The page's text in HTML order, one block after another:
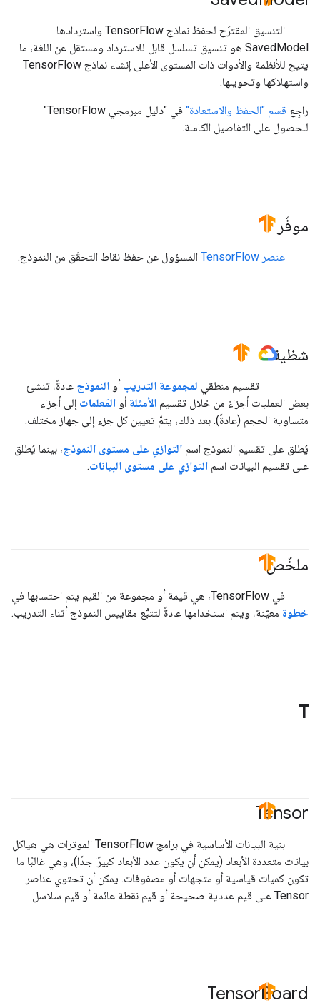
التنسيق المقترَح لحفظ نماذج TensorFlow واستردادها
‫SavedModel هو تنسيق تسلسل قابل للاسترداد ومستقل عن اللغة، ما
يتيح للأنظمة والأدوات ذات المستوى الأعلى إنشاء نماذج TensorFlow
واستهلاكها وتحويلها.
راجِع قسم "الحفظ والاستعادة"
في "دليل مبرمجي TensorFlow"
للحصول على التفاصيل الكاملة.
موفّر
عنصر TensorFlow المسؤول عن حفظ نقاط التحقّق من النموذج.
شظية
#GoogleCloud
تقسيم منطقي لمجموعة التدريب أو النموذج عادةً، تنشئ
بعض العمليات أجزاءً من خلال تقسيم الأمثلة أو المَعلمات إلى أجزاء
متساوية الحجم (عادةً). بعد ذلك، يتمّ تعيين كل جزء إلى جهاز مختلف.
يُطلق على تقسيم النموذج اسم التوازي على مستوى النموذج، بينما يُطلق
على تقسيم البيانات اسم التوازي على مستوى البيانات.
ملخّص
في TensorFlow، هي قيمة أو مجموعة من القيم يتم احتسابها في
خطوة معيّنة، ويتم استخدامها عادةً لتتبُّع مقاييس النموذج أثناء التدريب.
T
Tensor
#TensorFlow
بنية البيانات الأساسية في برامج TensorFlow الموترات هي هياكل
بيانات متعددة الأبعاد (يمكن أن يكون عدد الأبعاد كبيرًا جدًا)، وهي غالبًا ما
تكون كميات قياسية أو متجهات أو مصفوفات. يمكن أن تحتوي عناصر
Tensor على قيم عددية صحيحة أو قيم نقطة عائمة أو قيم سلاسل.
TensorBoard
#TensorFlow